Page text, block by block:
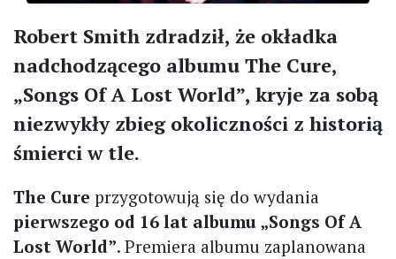
Robert Smith zdradził, że okładka
nadchodzącego albumu The Cure,
„Songs Of A Lost World”, kryje za sobą
niezwykły zbieg okoliczności z historią
śmierci w tle.
The Cure przygotowują się do wydania
pierwszego od 16 lat albumu „Songs Of A
Lost World”. Premiera albumu zaplanowana